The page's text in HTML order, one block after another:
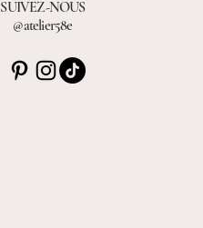
SUIVEZ-NOUS
@atelier58e